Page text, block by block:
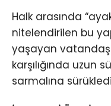
Halk arasında
nitelendirilen bu
yaşayan
karşılığında uzun
sarmalına